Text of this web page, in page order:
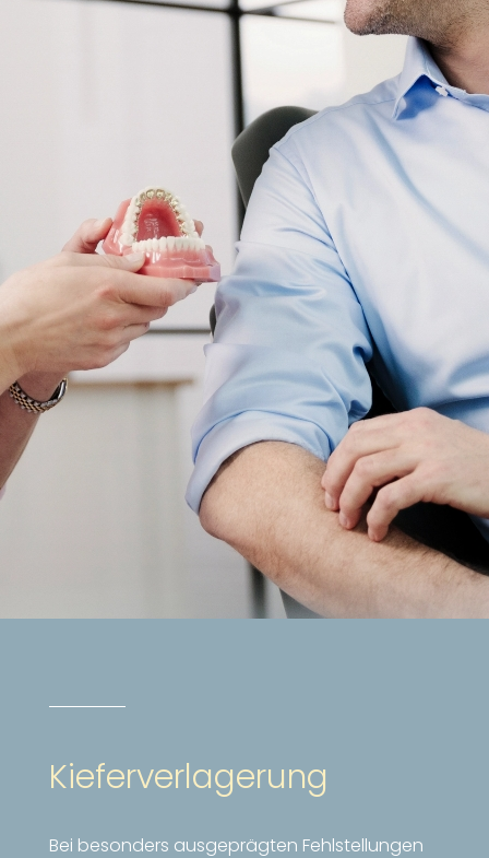
Kieferverlagerung
Bei besonders ausgeprägten Fehlstellungen